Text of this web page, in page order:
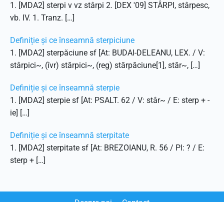
1. [MDA2] sterpi v vz stârpi 2. [DEX '09] STÂRPI, stârpesc,
vb. IV. 1. Tranz. […]
Definiție și ce înseamnă sterpiciune
1. [MDA2] sterpăciune sf [At: BUDAI-DELEANU, LEX. / V:
stârpici~, (îvr) stărpici~, (reg) stărpăciune[1], stăr~, […]
Definiție și ce înseamnă sterpie
1. [MDA2] sterpie sf [At: PSALT. 62 / V: stâr~ / E: sterp + -
ie] […]
Definiție și ce înseamnă sterpitate
1. [MDA2] sterpitate sf [At: BREZOIANU, R. 56 / Pl: ? / E:
sterp + […]